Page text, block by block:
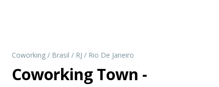
Coworking / Brasil / RJ / Rio De Janeiro
Coworking Town -